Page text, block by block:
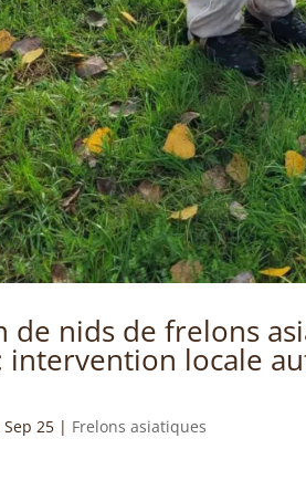
de nids de frelons
intervention locale
Sep 25 | Frelons asiatiques